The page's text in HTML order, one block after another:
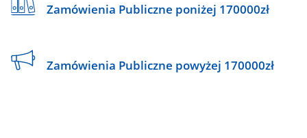
Zamówienia Publiczne poniżej 170000zł
Zamówienia Publiczne powyżej 170000zł